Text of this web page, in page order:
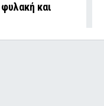
και